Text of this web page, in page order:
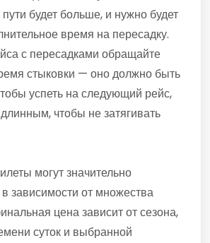
будет больше, и нужно будет
время на пересадку.
с пересадками обращайте
стыковки — оно должно быть
успеть на следующий рейс,
чтобы не затягивать
могут значительно
зависимости от множества
цена зависит от сезона,
суток и выбранной